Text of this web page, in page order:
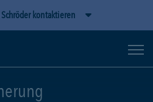
kontaktieren